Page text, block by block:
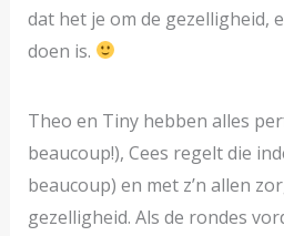
dat het je om de gezelligheid,
doen is.
Theo en Tiny hebben alles
beaucoup!), Cees regelt die
beaucoup) en met z’n allen
gezelligheid. Als de rondes